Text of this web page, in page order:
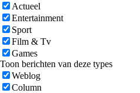
Actueel
Entertainment
Sport
Film & Tv
Games
Toon berichten van deze types
Weblog
Column